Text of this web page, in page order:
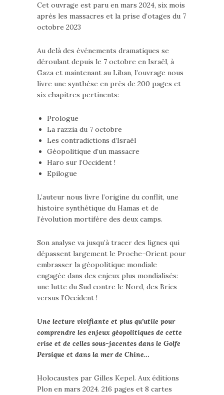
Cet ouvrage est paru en mars 2024, six mois
après les massacres et la prise d’otages du 7
octobre 2023
Au delà des événements dramatiques se
déroulant depuis le 7 octobre en Israël, à
Gaza et maintenant au Liban, l’ouvrage nous
livre une synthèse en près de 200 pages et
six chapitres pertinents:
Prologue
La razzia du 7 octobre
Les contradictions d’Israël
Géopolitique d’un massacre
Haro sur l’Occident !
Epilogue
L’auteur nous livre l’origine du conflit, une
histoire synthétique du Hamas et de
l’évolution mortifère des deux camps.
Son analyse va jusqu’à tracer des lignes qui
dépassent largement le Proche-Orient pour
embrasser la géopolitique mondiale
engagée dans des enjeux plus mondialisés:
une lutte du Sud contre le Nord, des Brics
versus l’Occident !
Une lecture vivifiante et plus qu’utile pour
comprendre les enjeux géopolitiques de cette
crise et de celles sous-jacentes dans le Golfe
Persique et dans la mer de Chine…
Holocaustes par Gilles Kepel. Aux éditions
Plon en mars 2024. 216 pages et 8 cartes